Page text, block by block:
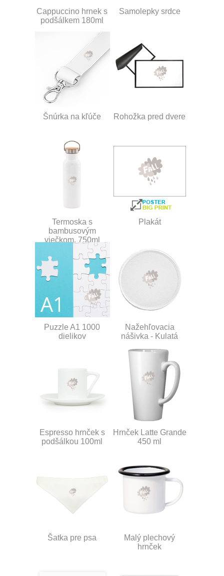
Cappuccino hrnek s
podšálkem 180ml
Samolepky srdce
Šnúrka na kľúče Rohožka pred dvere
Termoska s
bambusovým
viečkom, 750ml
Plakát
Puzzle A1 1000
dielikov
Nažehľovacia
nášivka - Kulatá
Espresso hrnček s
podšálkou 100ml
Hrnček Latte Grande
450 ml
Šatka pre psa
Malý plechový
hrnček